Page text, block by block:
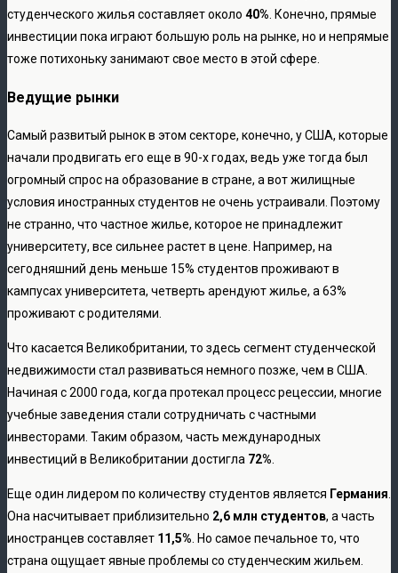
студенческого жилья составляет около 40% . Конечно, прямые
инвестиции пока играют большую роль на рынке, но и непрямые
тоже потихоньку занимают свое место в этой сфере.
Ведущие рынки
Самый развитый рынок в этом секторе, конечно, у США, которые
начали продвигать его еще в 90-х годах, ведь уже тогда был
огромный спрос на образование в стране, а вот жилищные
условия иностранных студентов не очень устраивали. Поэтому
не странно, что частное жилье, которое не принадлежит
университету, все сильнее растет в цене. Например, на
сегодняшний день меньше 15% студентов проживают в
кампусах университета, четверть арендуют жилье, а 63%
проживают с родителями.
Что касается Великобритании, то здесь сегмент студенческой
недвижимости стал развиваться немного позже, чем в США.
Начиная с 2000 года, когда протекал процесс рецессии, многие
учебные заведения стали сотрудничать с частными
инвесторами. Таким образом, часть международных
инвестиций в Великобритании достигла 72%.
Еще один лидером по количеству студентов является Германия.
Она насчитывает приблизительно 2,6 млн студентов, а часть
иностранцев составляет 11,5%. Но самое печальное то, что
страна ощущает явные проблемы со студенческим жильем.